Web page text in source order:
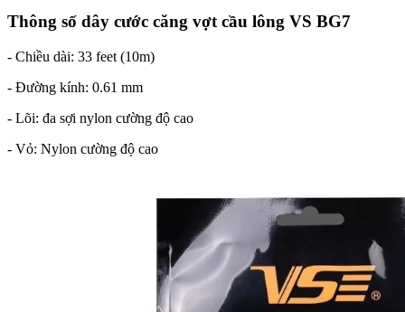
Thông số dây cước căng vợt cầu lông VS BG7
- Chiều dài: 33 feet (10m)
- Đường kính: 0.61 mm
- Lõi: đa sợi nylon cường độ cao
- Vỏ: Nylon cường độ cao